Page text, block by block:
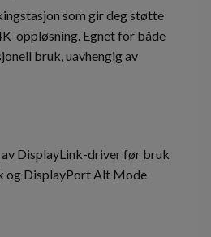
som gir deg støtte
oppløsning. Egnet for både
bruk, uavhengig av
DisplayLink-driver før bruk
og DisplayPort Alt Mode